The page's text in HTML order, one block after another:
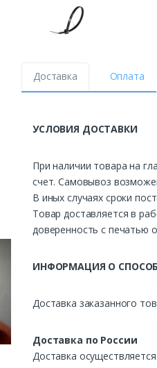
Доставка Оплата
УСЛОВИЯ ДОСТАВКИ
При наличии товара на
счет. Самовывоз
В иных случаях сроки
Товар доставляется в
доверенность с печатью
ИНФОРМАЦИЯ О
Доставка заказанного
Доставка по России
Доставка